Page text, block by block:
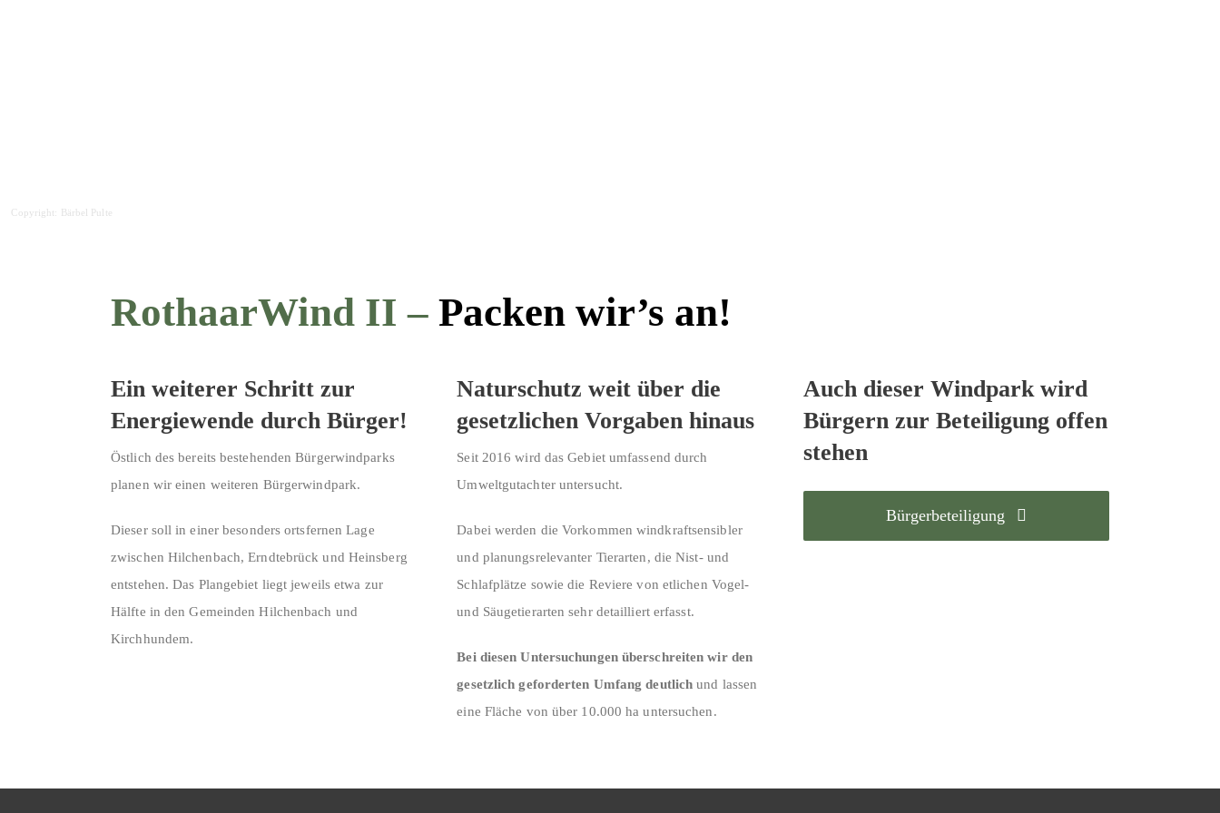
Copyright: Bärbel Pulte
RothaarWind II – Packen wir’s an!
Ein weiterer Schritt zur
Energiewende durch Bürger!
Östlich des bereits bestehenden Bürgerwindparks
planen wir einen weiteren Bürgerwindpark.
Dieser soll in einer besonders ortsfernen Lage
zwischen Hilchenbach, Erndtebrück und Heinsberg
entstehen. Das Plangebiet liegt jeweils etwa zur
Hälfte in den Gemeinden Hilchenbach und
Kirchhundem.
Naturschutz weit über die
gesetzlichen Vorgaben hinaus
Seit 2016 wird das Gebiet umfassend durch
Umweltgutachter untersucht.
Dabei werden die Vorkommen windkraftsensibler
und planungsrelevanter Tierarten, die Nist- und
Schlafplätze sowie die Reviere von etlichen Vogel-
und Säugetierarten sehr detailliert erfasst.
Bei diesen Untersuchungen überschreiten wir den
gesetzlich geforderten Umfang deutlich und lassen
eine Fläche von über 10.000 ha untersuchen.
Auch dieser Windpark wird
Bürgern zur Beteiligung offen
stehen
Bürgerbeteiligung